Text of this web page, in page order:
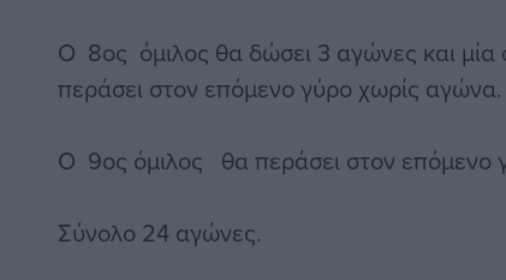
Ο 8ος όμιλος θα δώσει 3 αγώνες και μία
περάσει στον επόμενο γύρο χωρίς αγώνα.
Ο 9ος όμιλος θα περάσει στον επόμενο
Σύνολο 24 αγώνες.